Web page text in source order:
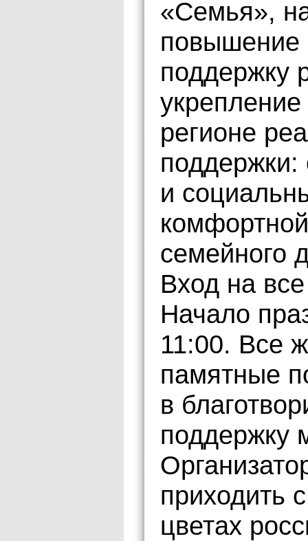
«Семья»,
повышение
поддержку
регионе
поддержки:
и
семейного
Вход на
Начало
11:00. Все
памятные
в
поддержку
приходить
цветах